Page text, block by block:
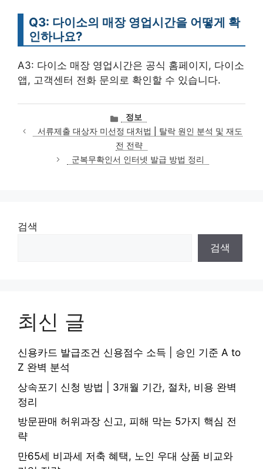
Q3: 다이소의 매장 영업시간을 어떻게 확
인하나요?
A3: 다이소 매장 영업시간은 공식 홈페이지, 다이소
앱, 고객센터 전화 문의로 확인할 수 있습니다.
카
테
고
리
정보
서류제출 대상자 미선정 대처법 | 탈락 원인 분석 및 재도
전 전략
군복무확인서 인터넷 발급 방법 정리
검색
검색
최신 글
신용카드 발급조건 신용점수 소득 | 승인 기준 A to
Z 완벽 분석
상속포기 신청 방법 | 3개월 기간, 절차, 비용 완벽
정리
방문판매 허위과장 신고, 피해 막는 5가지 핵심 전
략
만65세 비과세 저축 혜택, 노인 우대 상품 비교와